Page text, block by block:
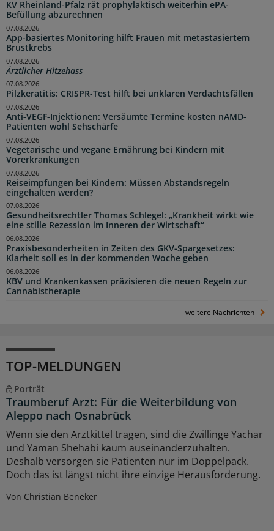
KV Rheinland-Pfalz rät prophylaktisch weiterhin ePA-
Befüllung abzurechnen
App-basiertes Monitoring hilft Frauen mit metastasiertem
Brustkrebs
07.08.2026
Ärztlicher Hitzehass
07.08.2026
Pilzkeratitis: CRISPR-Test hilft bei unklaren Verdachtsfällen
07.08.2026
Anti-VEGF-Injektionen: Versäumte Termine kosten nAMD-
Patienten wohl Sehschärfe
07.08.2026
Vegetarische und vegane Ernährung bei Kindern mit
Vorerkrankungen
07.08.2026
Reiseimpfungen bei Kindern: Müssen Abstandsregeln
eingehalten werden?
07.08.2026
Gesundheitsrechtler Thomas Schlegel: „Krankheit wirkt wie
eine stille Rezession im Inneren der Wirtschaft“
07.08.2026
Praxisbesonderheiten in Zeiten des GKV-Spargesetzes:
Klarheit soll es in der kommenden Woche geben
06.08.2026
KBV und Krankenkassen präzisieren die neuen Regeln zur
Cannabistherapie
06.08.2026
weitere Nachrichten
TOP-MELDUNGEN
Porträt
Traumberuf Arzt: Für die Weiterbildung von
Aleppo nach Osnabrück
Wenn sie den Arztkittel tragen, sind die Zwillinge Yachar
und Yaman Shehabi kaum auseinanderzuhalten.
Deshalb versorgen sie Patienten nur im Doppelpack.
Doch das ist längst nicht ihre einzige Herausforderung.
Von Christian Beneker